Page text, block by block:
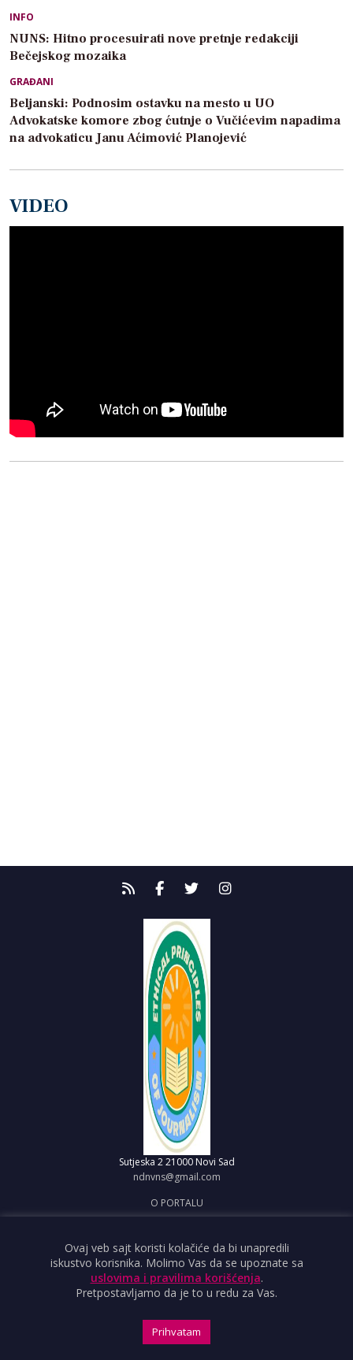
INFO
NUNS: Hitno procesuirati nove pretnje redakciji
Bečejskog mozaika
GRAĐANI
Beljanski: Podnosim ostavku na mesto u UO
Advokatske komore zbog ćutnje o Vučićevim napadima
na advokaticu Janu Aćimović Planojević
VIDEO
Sutjeska 2 21000 Novi Sad
ndnvns@gmail.com
O PORTALU
OBJAVI VEST
USLOVI KORIŠĆENJA
Ovaj veb sajt koristi kolačiće da bi unapredili
iskustvo korisnika. Molimo Vas da se upoznate sa
uslovima i pravilima korišćenja.
Pretpostavljamo da je to u redu za Vas.
Prihvatam